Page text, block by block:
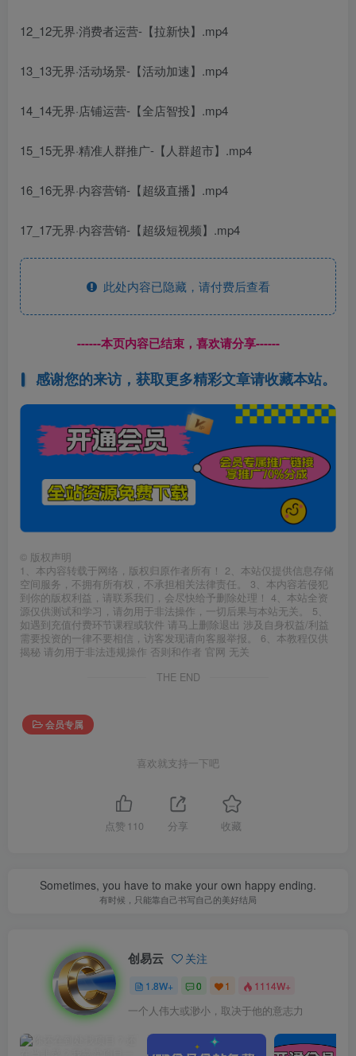
12_12无界·消费者运营-【拉新快】.mp4
13_13无界·活动场景-【活动加速】.mp4
14_14无界·店铺运营-【全店智投】.mp4
15_15无界·精准人群推广-【人群超市】.mp4
16_16无界·内容营销-【超级直播】.mp4
17_17无界·内容营销-【超级短视频】.mp4
此处内容已隐藏，请付费后查看
------本页内容已结束，喜欢请分享------
感谢您的来访，获取更多精彩文章请收藏本站。
© 版权声明
1、本内容转载于网络，版权归原作者所有！ 2、本站仅提供信息存储
空间服务，不拥有所有权，不承担相关法律责任。 3、本内容若侵犯
到你的版权利益，请联系我们，会尽快给予删除处理！ 4、本站全资
源仅供测试和学习，请勿用于非法操作，一切后果与本站无关。 5、
如遇到充值付费环节课程或软件 请马上删除退出 涉及自身权益/利益
需要投资的一律不要相信，访客发现请向客服举报。 6、本教程仅供
揭秘 请勿用于非法违规操作 否则和作者 官网 无关
THE END
会员专属
喜欢就支持一下吧
点赞 110 分享 收藏
Sometimes, you have to make your own happy ending.
有时候，只能靠自己书写自己的美好结局
创易云 关注
1.8W+ 0 1 1114W+
一个人伟大或渺小，取决于他的意志力